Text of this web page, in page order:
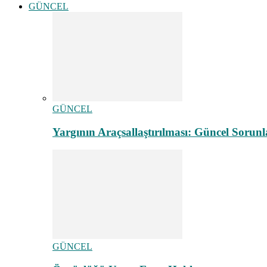
GÜNCEL
GÜNCEL
Yargının Araçsallaştırılması: Güncel
GÜNCEL